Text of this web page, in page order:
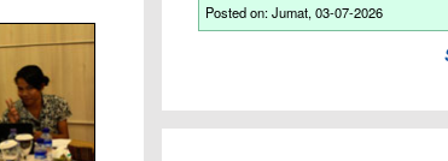
Posted on: Jumat, 03-07-2026